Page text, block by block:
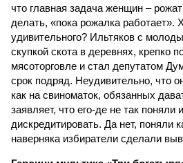
что главная задача женщин –
делать, «пока рожалка работает».
удивительного? Ильтяков с
скупкой скота в деревнях, крепко
мясоторговле и стал депутатом
срок подряд. Неудивительно, что
как на свиноматок, обязанных
заявляет, что его-де не так поняли
дискредитировать. Да нет, поняли
наверняка избиратели сделали